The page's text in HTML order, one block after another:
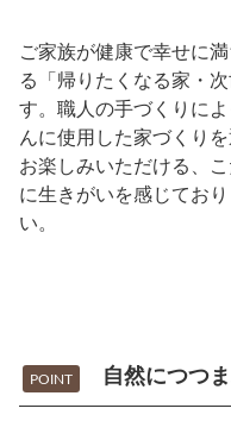
ご家族が健康で幸せに
る「帰りたくなる家・
す。職人の手づくりに
んに使用した家づくり
お楽しみいただける、
に生きがいを感じてお
い。
POINT 自然につつ